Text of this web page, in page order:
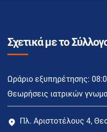
Σχετικά με το
Ωράριο εξυπηρέτησης:
Θεωρήσεις ιατρικών
Πλ. Αριστοτέλους 4,